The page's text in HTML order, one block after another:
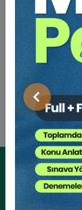
Önceki
Sosyal